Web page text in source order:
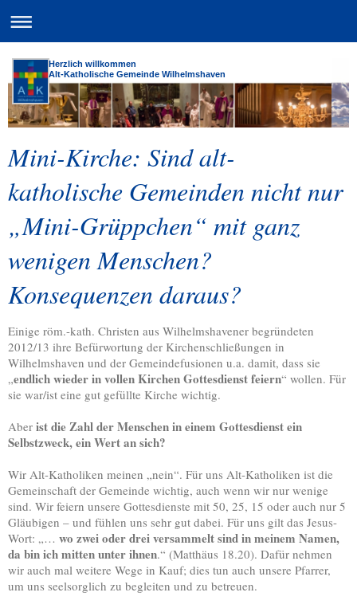
Herzlich willkommen
Alt-Katholische Gemeinde Wilhelmshaven
Mini-Kirche: Sind alt-
katholische Gemeinden nicht nur
„Mini-Grüppchen“ mit ganz
wenigen Menschen?
Konsequenzen daraus?
Einige röm.-kath. Christen aus Wilhelmshavener begründeten
2012/13 ihre Befürwortung der Kirchenschließungen in
Wilhelmshaven und der Gemeindefusionen u.a. damit, dass sie
„endlich wieder in vollen Kirchen Gottesdienst feiern“ wollen. Für
sie war/ist eine gut gefüllte Kirche wichtig.
Aber ist die Zahl der Menschen in einem Gottesdienst ein
Selbstzweck, ein Wert an sich?
Wir Alt-Katholiken meinen „nein“. Für uns Alt-Katholiken ist die
Gemeinschaft der Gemeinde wichtig, auch wenn wir nur wenige
sind. Wir feiern unsere Gottesdienste mit 50, 25, 15 oder auch nur 5
Gläubigen – und fühlen uns sehr gut dabei. Für uns gilt das Jesus-
Wort: „… wo zwei oder drei versammelt sind in meinem Namen,
da bin ich mitten unter ihnen.“ (Matthäus 18.20). Dafür nehmen
wir auch mal weitere Wege in Kauf; dies tun auch unsere Pfarrer,
um uns seelsorglich zu begleiten und zu betreuen.